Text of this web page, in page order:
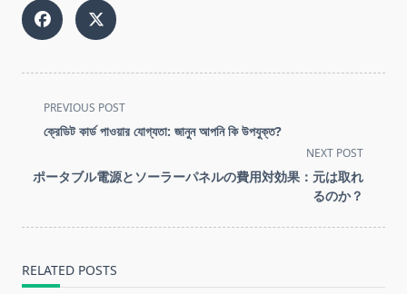
<span
class="nav-
screen-
PREVIOUS POST
ক্রেডিট কার্ড পাওয়ার যোগ্যতা: জানুন আপনি কি উপযুক্ত?
NEXT POST
ポータブル電源とソーラーパネルの費用対効果：元は取れ
るのか？
RELATED POSTS